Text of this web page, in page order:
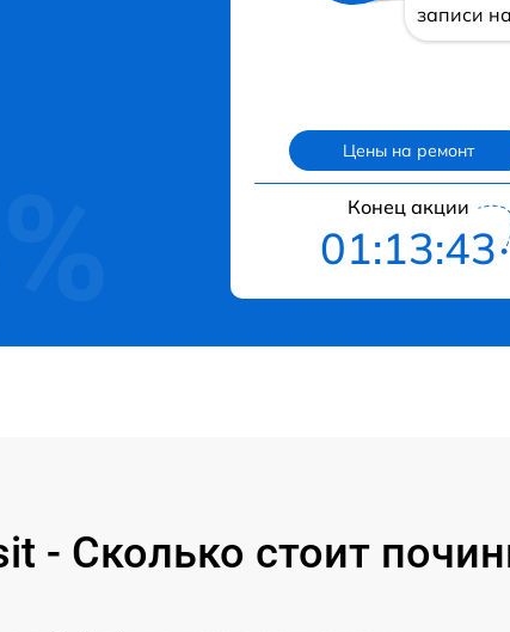
записи
Цены на ремонт
Конец акции
01:13:42
- Сколько стоит